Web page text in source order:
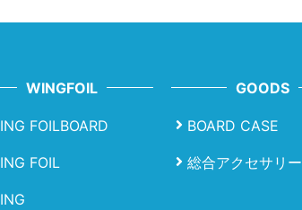
WINGFOIL
FOILBOARD
FOIL
GOODS
BOARD CASE
総合アクセサリー